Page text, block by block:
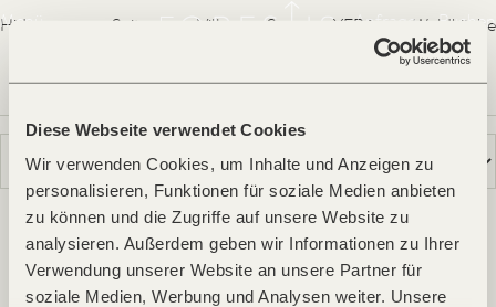
Diese Webseite verwendet Cookies
Wir verwenden Cookies, um Inhalte und Anzeigen zu
personalisieren, Funktionen für soziale Medien anbieten
zu können und die Zugriffe auf unsere Website zu
analysieren. Außerdem geben wir Informationen zu Ihrer
Verwendung unserer Website an unsere Partner für
soziale Medien, Werbung und Analysen weiter. Unsere
Menü Forestis
Anfrage Buchen
Hideaway Suiten Villa Spa YERA
Waldküche
Galerie
Room
Suiten
Die Suiten im FORESTIS bringen die Natur in den Raum. Die
natürlichen Materialien und der klare Stil versinnbildlichen die
Stille des Waldes und der umliegende Natur. Ganztags
sonnenverwöhnt bieten die Suiten einen idealen Rückzugsort.
FacebookInstagramPinterestYoutube